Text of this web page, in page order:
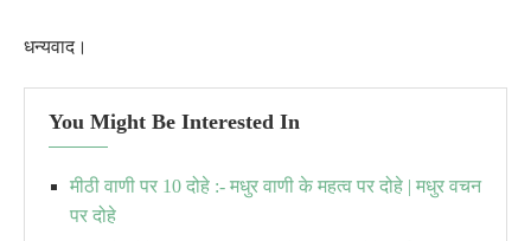
धन्यवाद।
You Might Be Interested In
मीठी वाणी पर 10 दोहे :- मधुर वाणी के महत्व पर दोहे | मधुर वचन
पर दोहे